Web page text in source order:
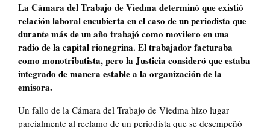
La Cámara del Trabajo de Viedma determinó que existió
relación laboral encubierta en el caso de un periodista que
durante más de un año trabajó como movilero en una
radio de la capital rionegrina. El trabajador facturaba
como monotributista, pero la Justicia consideró que estaba
integrado de manera estable a la organización de la
emisora.
Un fallo de la Cámara del Trabajo de Viedma hizo lugar
parcialmente al reclamo de un periodista que se desempeñó